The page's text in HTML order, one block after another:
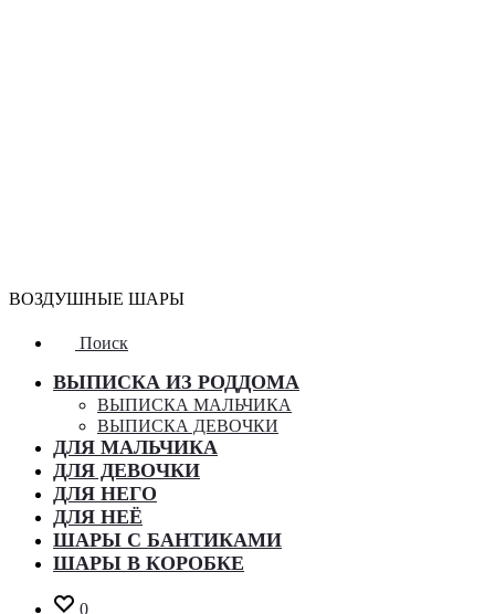
ВОЗДУШНЫЕ ШАРЫ
Поиск
ВЫПИСКА ИЗ РОДДОМА
ВЫПИСКА МАЛЬЧИКА
ВЫПИСКА ДЕВОЧКИ
ДЛЯ МАЛЬЧИКА
ДЛЯ ДЕВОЧКИ
ДЛЯ НЕГО
ДЛЯ НЕЁ
ШАРЫ С БАНТИКАМИ
ШАРЫ В КОРОБКЕ
0